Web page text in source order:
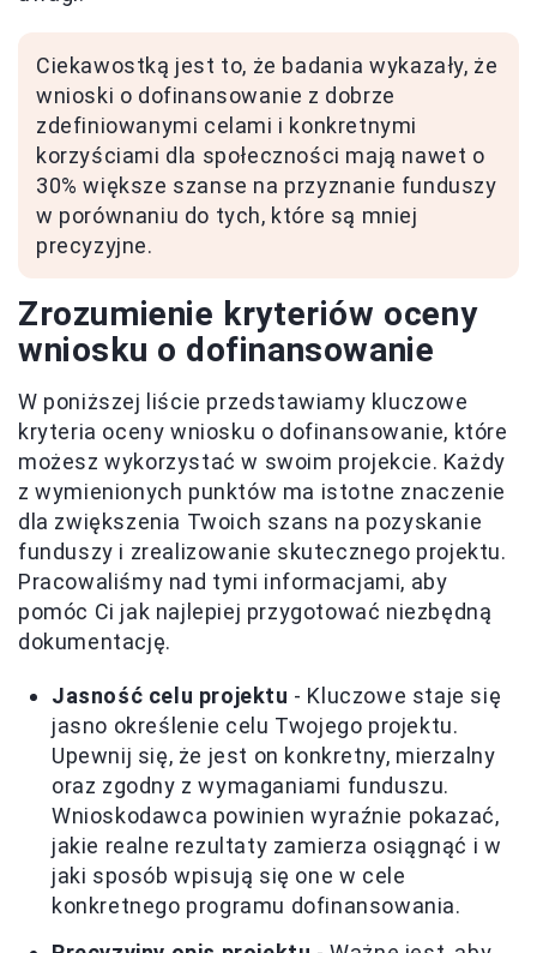
Ciekawostką jest to, że badania wykazały, że
wnioski o dofinansowanie z dobrze
zdefiniowanymi celami i konkretnymi
korzyściami dla społeczności mają nawet o
30% większe szanse na przyznanie funduszy
w porównaniu do tych, które są mniej
precyzyjne.
Zrozumienie kryteriów oceny
wniosku o dofinansowanie
W poniższej liście przedstawiamy kluczowe
kryteria oceny wniosku o dofinansowanie, które
możesz wykorzystać w swoim projekcie. Każdy
z wymienionych punktów ma istotne znaczenie
dla zwiększenia Twoich szans na pozyskanie
funduszy i zrealizowanie skutecznego projektu.
Pracowaliśmy nad tymi informacjami, aby
pomóc Ci jak najlepiej przygotować niezbędną
dokumentację.
Jasność celu projektu - Kluczowe staje się
jasno określenie celu Twojego projektu.
Upewnij się, że jest on konkretny, mierzalny
oraz zgodny z wymaganiami funduszu.
Wnioskodawca powinien wyraźnie pokazać,
jakie realne rezultaty zamierza osiągnąć i w
jaki sposób wpisują się one w cele
konkretnego programu dofinansowania.